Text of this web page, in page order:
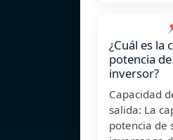
¿Cuál es la
potencia
inversor?
Capacidad
salida: La
potencia de